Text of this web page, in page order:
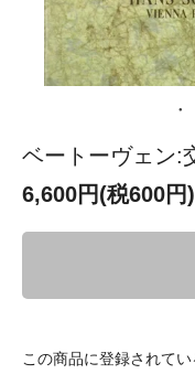
ベートーヴェン:
6,600円(税600円)
この商品に登録されて